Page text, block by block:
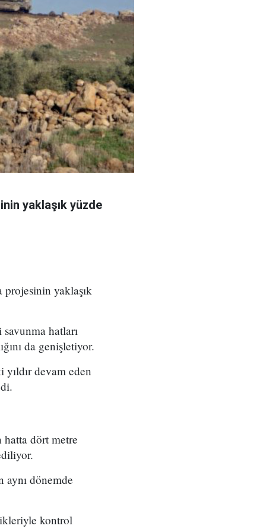
yaklaşık yüzde
yaklaşık
hatları
da genişletiyor.
yıldır devam eden
dört metre
dönemde
kontrol